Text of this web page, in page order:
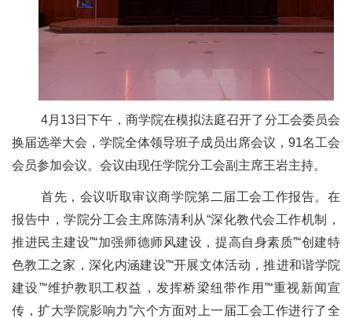
4月 13日下午，商学院在模拟法庭召开了分工会委员会
换届选举大会，学院全体领导班子成员出席会议， 91名工会
会员参加会议。会议由现任学院分工会副主席王岩主持。
首先，会议听取审议商学院第二届工会工作报告。在
报告中，学院分工会主席陈清利从“深化教代会工作机制，
推进民主建设”“加强师德师风建设，提高自身素质”“创建特
色教工之家，深化内涵建设”“开展文体活动，推进和谐学院
建设”“维护教职工权益，发挥桥梁纽带作用”“重视新闻宣
传，扩大学院影响力”六个方面对上一届工会工作进行了全